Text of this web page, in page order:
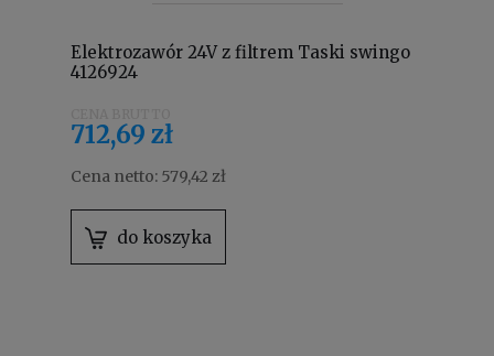
Elektrozawór 24V z filtrem Taski swingo
4126924
712,69 zł
Cena netto: 579,42 zł
do koszyka